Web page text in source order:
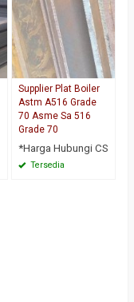
Supplier Plat Boiler
Astm A516 Grade
70 Asme Sa 516
Grade 70
*Harga Hubungi CS
Tersedia